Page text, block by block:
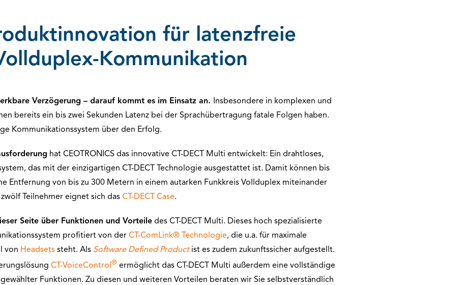
für latenzfreie
Kommunikation
Verzögerung – darauf kommt es im Einsatz an.
Insbesondere in komplexen und
bereits ein bis zwei Sekunden Latenz bei der Sprachübertragung fatale Folgen haben.
Kommunikationssystem über den Erfolg.
hat CEOTRONICS das innovative CT-DECT Multi entwickelt: Ein drahtloses,
das mit der einzigartigen CT-DECT Technologie ausgestattet ist. Damit können bis
Entfernung von bis zu 300 Metern in einem autarken Funkkreis Vollduplex miteinander
Teilnehmer eignet sich dasCT-DECT Case.
Seite über Funktionen und Vorteile des CT-DECT Multi. Dieses hoch spezialisierte
profitiert von derCT-ComLink® Technologie, die u.a. für maximale
von Headsets steht. Als Software Defined Productist es zudem zukunftssicher aufgestellt.
CT-VoiceControl® ermöglicht das CT-DECT Multi außerdem eine vollständige
Funktionen. Zu diesen und weiteren Vorteilen beraten wir Sie selbstverständlich